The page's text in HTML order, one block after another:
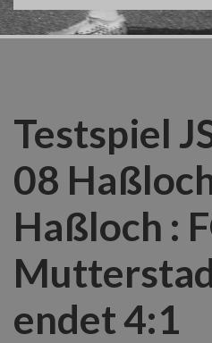
Testspiel
08
Haßloch :
endet 4:1